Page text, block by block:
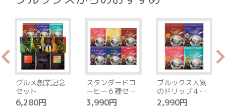
グルメ創業記念
セット
6,280円
スタンダードコ
ーヒー６種セッ
ト
3,990円
ブルックス人気
のドリップ４種
セット
2,990円